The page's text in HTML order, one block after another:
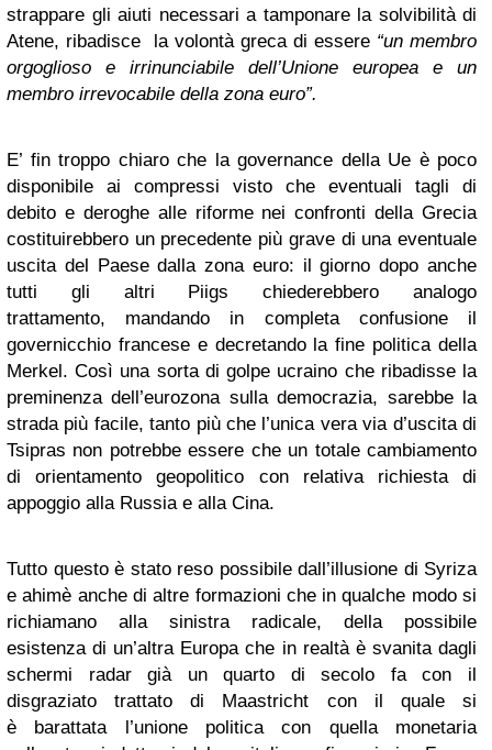
strappare gli aiuti necessari a tamponare la solvibilità di
Atene, ribadisce la volontà greca di essere “un membro
orgoglioso e irrinunciabile dell’Unione europea e un
membro irrevocabile della zona euro”.
E’ fin troppo chiaro che la governance della Ue è poco
disponibile ai compressi visto che eventuali tagli di
debito e deroghe alle riforme nei confronti della Grecia
costituirebbero un precedente più grave di una eventuale
uscita del Paese dalla zona euro: il giorno dopo anche
tutti gli altri Piigs chiederebbero analogo
trattamento, mandando in completa confusione il
governicchio francese e decretando la fine politica della
Merkel. Così una sorta di golpe ucraino che ribadisse la
preminenza dell’eurozona sulla democrazia, sarebbe la
strada più facile, tanto più che l’unica vera via d’uscita di
Tsipras non potrebbe essere che un totale cambiamento
di orientamento geopolitico con relativa richiesta di
appoggio alla Russia e alla Cina.
Tutto questo è stato reso possibile dall’illusione di Syriza
e ahimè anche di altre formazioni che in qualche modo si
richiamano alla sinistra radicale, della possibile
esistenza di un’altra Europa che in realtà è svanita dagli
schermi radar già un quarto di secolo fa con il
disgraziato trattato di Maastricht con il quale si
è barattata l’unione politica con quella monetaria